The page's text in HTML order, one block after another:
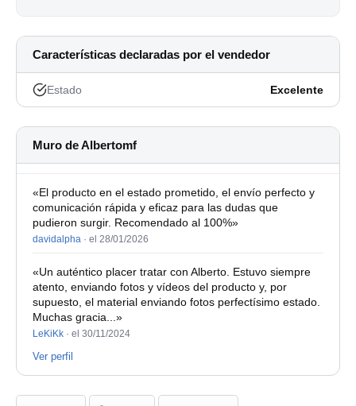
Características declaradas por el vendedor
Estado Excelente
Muro de Albertomf
«El producto en el estado prometido, el envío perfecto y
comunicación rápida y eficaz para las dudas que
pudieron surgir. Recomendado al 100%»
davidalpha · el 28/01/2026
«Un auténtico placer tratar con Alberto. Estuvo siempre
atento, enviando fotos y vídeos del producto y, por
supuesto, el material enviando fotos perfectísimo estado.
Muchas gracia...»
LeKiKk · el 30/11/2024
Ver perfil